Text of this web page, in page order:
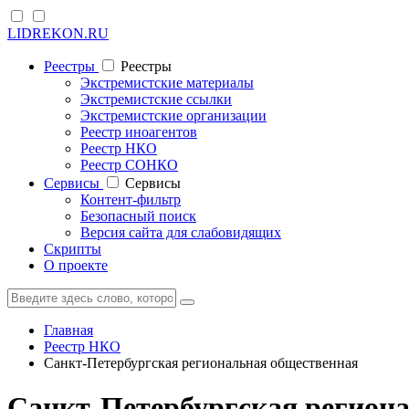
LIDREKON.RU
Реестры
Реестры
Экстремистские материалы
Экстремистские ссылки
Экстремистские организации
Реестр иноагентов
Реестр НКО
Реестр СОНКО
Cервисы
Cервисы
Контент-фильтр
Безопасный поиск
Версия сайта для слабовидящих
Скрипты
О проекте
Главная
Реестр НКО
Санкт-Петербургская региональная общественная